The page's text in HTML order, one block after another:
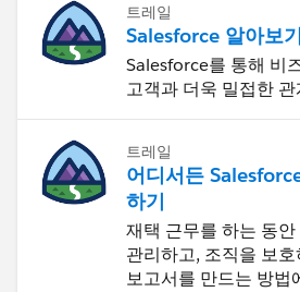
트레일
Salesforce 알아보기
Salesforce를 통해 비
고객과 더욱 밀접한
트레일
어디서든
하기
재택 근무를 하는 동
관리하고, 조직을 보
보고서를 만드는 방법